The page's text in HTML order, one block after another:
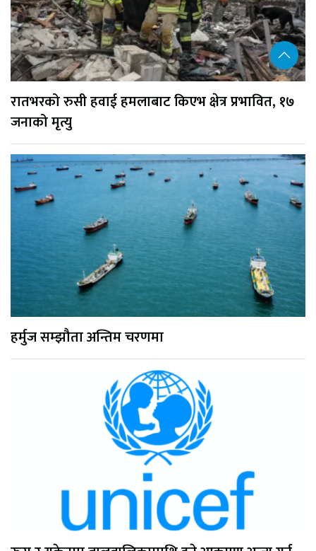
रातभरको रुसी हवाई हमलाबाट किएभ क्षेत्र प्रभावित, १७
जनाको मृत्यु
हर्मुज सम्झौता अन्तिम चरणमा